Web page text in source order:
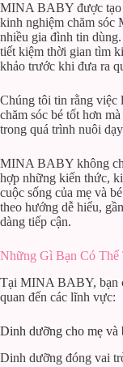
MINA BABY được tạo
kinh nghiệm chăm sóc
nhiều gia đình tin
tiết kiệm thời gian tìm
khảo trước khi đưa ra
Chúng tôi tin rằng việc
chăm sóc bé tốt hơn
trong quá trình nuôi
MINA BABY không
hợp những kiến thức,
cuộc sống của mẹ và
theo hướng dễ hiểu,
dàng tiếp cận.
Những Gì Bạn Có
Tại MINA BABY, bạn
quan đến các lĩnh vực:
Dinh dưỡng cho mẹ và
Dinh dưỡng đóng vai